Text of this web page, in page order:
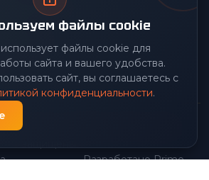
файлы cookie
файлы cookie для
сайта и вашего удобства.
сайт, вы соглашаетесь с
конфиденциальности.
Центр снабжения. Все права
Разработано Prime